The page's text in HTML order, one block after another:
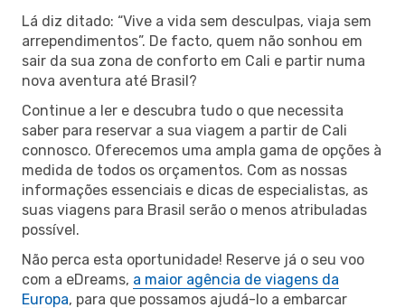
Lá diz ditado: “Vive a vida sem desculpas, viaja sem
arrependimentos”. De facto, quem não sonhou em
sair da sua zona de conforto em Cali e partir numa
nova aventura até Brasil?
Continue a ler e descubra tudo o que necessita
saber para reservar a sua viagem a partir de Cali
connosco. Oferecemos uma ampla gama de opções à
medida de todos os orçamentos. Com as nossas
informações essenciais e dicas de especialistas, as
suas viagens para Brasil serão o menos atribuladas
possível.
Não perca esta oportunidade! Reserve já o seu voo
com a eDreams, a maior agência de viagens da
Europa, para que possamos ajudá-lo a embarcar